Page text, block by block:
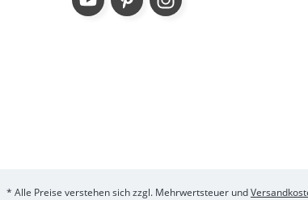
* Alle Preise verstehen sich zzgl. Mehrwertsteuer und